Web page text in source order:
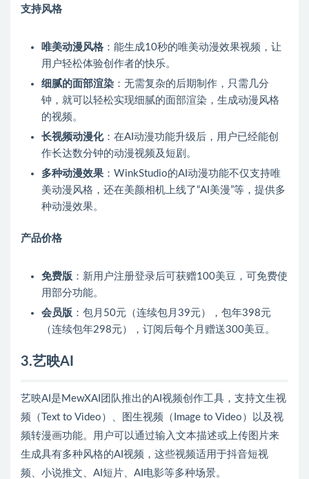
支持风格
唯美动漫风格 ：能生成10秒的唯美动漫效果视频，让
用户轻松体验创作者的快乐。
细腻的面部渲染 ：无需复杂的后期制作，只需几分
钟，就可以轻松实现细腻的面部渲染，生成动漫风格
的视频。
长视频动漫化：在AI动漫功能升级后，用户已经能创
作长达数分钟的动漫视频及短剧。
多种动漫效果 ：WinkStudio的AI动漫功能不仅支持唯
美动漫风格，还在美颜相机上线了“AI美漫”等，提供多
种动漫效果。
产品价格
免费版 ：新用户注册登录后可获赠100美豆，可免费使
用部分功能。
会员版 ：包月50元（连续包月39元），包年398元
（连续包年298元），订阅后每个月赠送300美豆。
3.艺映AI
艺映AI是MewXAI团队推出的AI视频创作工具，支持文生视
频（Text to Video）、图生视频（Image to Video）以及视
频转漫画功能。用户可以通过输入文本描述或上传图片来
生成具有多种风格的AI视频，这些视频适用于抖音短视
频、小说推文、AI短片、AI电影等多种场景。